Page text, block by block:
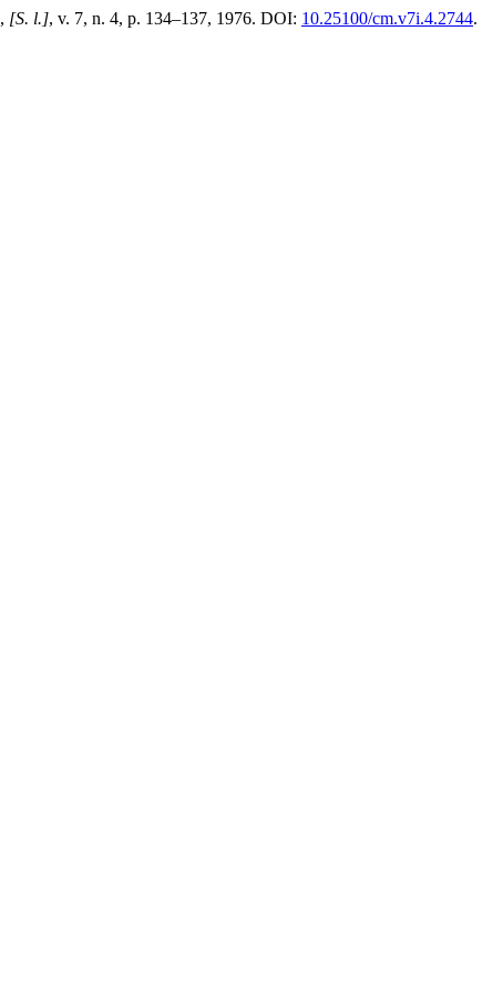
, [S. l.], v. 7, n. 4, p. 134–137, 1976. DOI: 10.25100/cm.v7i.4.2744.